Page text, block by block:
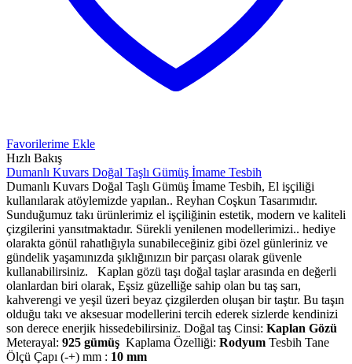
Favorilerime Ekle
Hızlı Bakış
Dumanlı Kuvars Doğal Taşlı Gümüş İmame Tesbih
Dumanlı Kuvars Doğal Taşlı Gümüş İmame Tesbih, El işçiliği
kullanılarak atöylemizde yapılan.. Reyhan Coşkun Tasarımıdır.
Sunduğumuz takı ürünlerimiz el işçiliğinin estetik, modern ve kaliteli
çizgilerini yansıtmaktadır. Sürekli yenilenen modellerimizi.. hediye
olarakta gönül rahatlığıyla sunabileceğiniz gibi özel günleriniz ve
gündelik yaşamınızda şıklığınızın bir parçası olarak güvenle
kullanabilirsiniz.
Kaplan gözü taşı doğal taşlar arasında en değerli
olanlardan biri olarak, Eşsiz güzelliğe sahip olan bu taş sarı,
kahverengi ve yeşil üzeri beyaz çizgilerden oluşan bir taştır. Bu taşın
olduğu takı ve aksesuar modellerini tercih ederek sizlerde kendinizi
son derece enerjik hissedebilirsiniz. Doğal taş Cinsi: Kaplan Gözü
Meterayal: 925 gümüş Kaplama Özelliği: Rodyum Tesbih Tane
Ölçü Çapı (-+) mm : 10 mm